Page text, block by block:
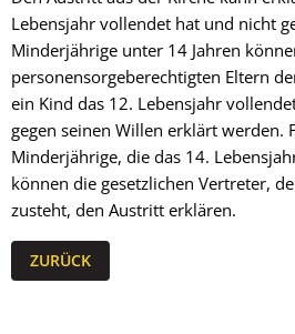
Lebensjahr vollendet hat und nicht
Minderjährige unter 14 Jahren
personensorgeberechtigten Eltern
ein Kind das 12. Lebensjahr
gegen seinen Willen erklärt werden.
Minderjährige, die das 14.
können die gesetzlichen Vertreter,
zusteht, den Austritt erklären.
ZURÜCK